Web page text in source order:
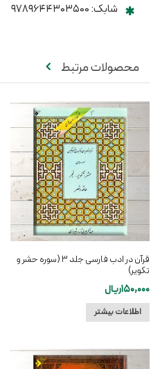
شابک: ۹۷۸۹۶۴۴۳۰۳۵۰۰
محصولات مرتبط
قرآن در ادب فارسی جلد ۳ (سوره حشر و
تکویر)
150,000ریال
اطلاعات بیشتر